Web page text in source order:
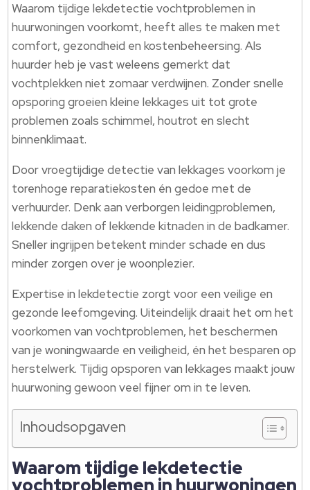
Waarom tijdige lekdetectie vochtproblemen in
huurwoningen voorkomt, heeft alles te maken met
comfort, gezondheid en kostenbeheersing. Als
huurder heb je vast weleens gemerkt dat
vochtplekken niet zomaar verdwijnen. Zonder snelle
opsporing groeien kleine lekkages uit tot grote
problemen zoals schimmel, houtrot en slecht
binnenklimaat.
Door vroegtijdige detectie van lekkages voorkom je
torenhoge reparatiekosten én gedoe met de
verhuurder. Denk aan verborgen leidingproblemen,
lekkende daken of lekkende kitnaden in de badkamer.
Sneller ingrijpen betekent minder schade en dus
minder zorgen over je woonplezier.
Expertise in lekdetectie zorgt voor een veilige en
gezonde leefomgeving. Uiteindelijk draait het om het
voorkomen van vochtproblemen, het beschermen
van je woningwaarde en veiligheid, én het besparen op
herstelwerk. Tijdig opsporen van lekkages maakt jouw
huurwoning gewoon veel fijner om in te leven.
Inhoudsopgaven
Waarom tijdige lekdetectie